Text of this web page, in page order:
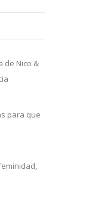
de Nico &
para que